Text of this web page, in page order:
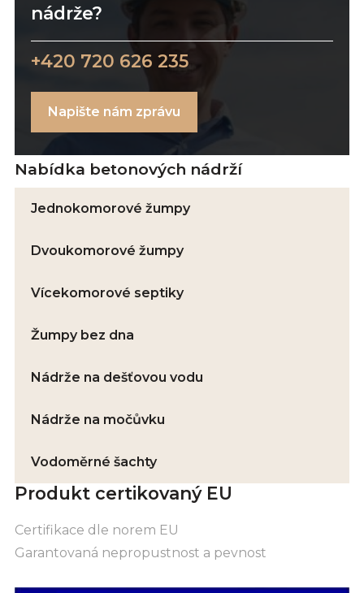
nádrže?
+420 720 626 235
Napište nám zprávu
Nabídka betonových nádrží
Jednokomorové žumpy
Dvoukomorové žumpy
Vícekomorové septiky
Žumpy bez dna
Nádrže na dešťovou vodu
Nádrže na močůvku
Vodoměrné šachty
Produkt certikovaný EU
Certifikace dle norem EU
Garantovaná nepropustnost a pevnost